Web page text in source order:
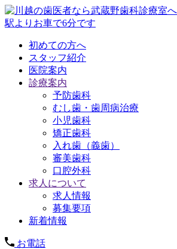
初めての方へ
スタッフ紹介
医院案内
診療案内
予防歯科
むし歯・歯周病治療
小児歯科
矯正歯科
入れ歯（義歯）
審美歯科
口腔外科
求人について
求人情報
募集要項
新着情報
お電話